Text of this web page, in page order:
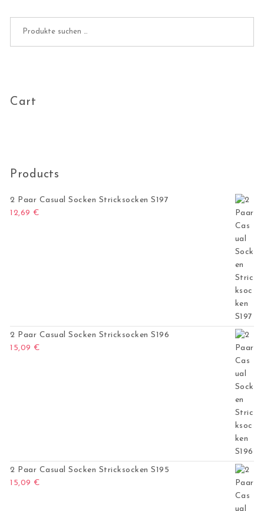
Cart
Products
2 Paar Casual Socken Stricksocken S197
12,69 €
2 Paar Casual Socken Stricksocken S196
15,09 €
2 Paar Casual Socken Stricksocken S195
15,09 €